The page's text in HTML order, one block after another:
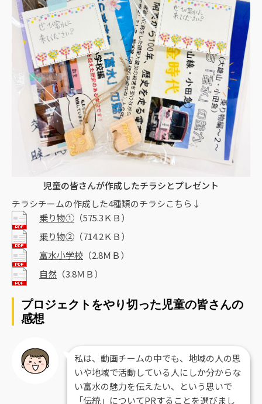
児童の皆さんが作成したチラシとプレゼント
チラシチームの作成した4種類のチラシこちら↓
乗り物① （575.3ＫＢ）
乗り物② （714.2ＫＢ）
富水小学校 （2.8ＭＢ）
自然 （3.8ＭＢ）
プロジェクトをやり切った児童の皆さんの
感想
私は、動画チームの中でも、地域の人の思
いや地域で活動している人にしか分からな
い富水の魅力を伝えたい、という思いで
「伝統」についてPRすることを選びまし